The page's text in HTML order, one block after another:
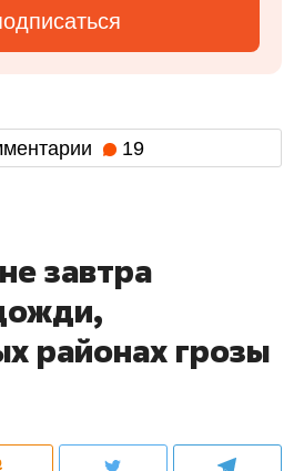
19
завтра
районах грозы